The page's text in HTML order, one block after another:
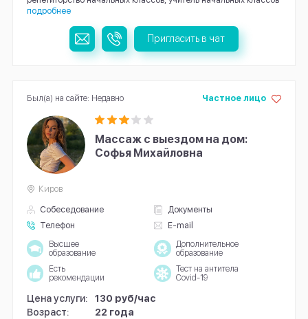
подробнее
Пригласить в чат
Массаж с выездом на дом:
Софья Михайловна
Собеседование
Документы
Телефон
E-mail
Частное лицо
Киров
Высшее
образование
Дополнительное
образование
Есть
рекомендации
Тест на антитела
Covid-19
Цена услуги:
130 руб/час
Возраст:
22 года
Был(а) на сайте: Недавно